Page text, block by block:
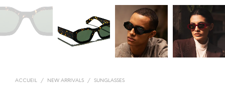
ACCUEIL / NEW ARRIVALS / SUNGLASSES